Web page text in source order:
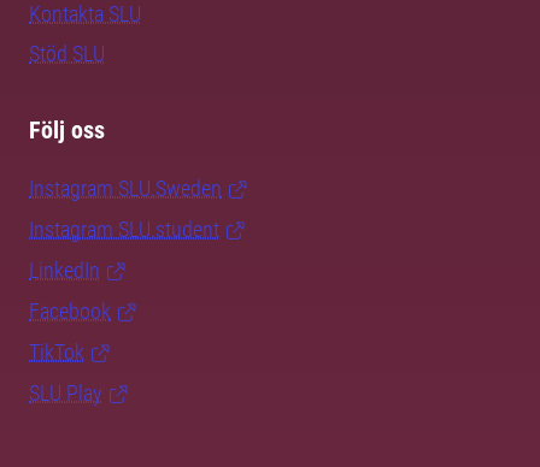
Kontakta SLU
Stöd SLU
Följ oss
Instagram SLU.Sweden
Instagram SLU.student
LinkedIn
Facebook
TikTok
SLU Play